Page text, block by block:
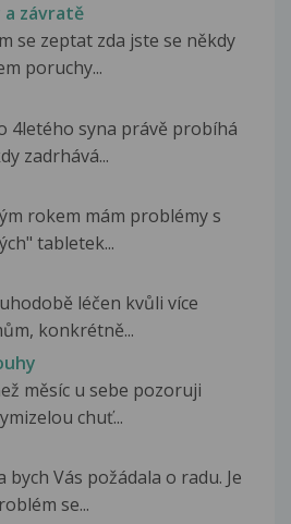
a závratě
se zeptat zda jste se někdy
poruchy...
4letého syna právě probíhá
zadrhává...
rokem mám problémy s
tabletek...
léčen kvůli více
konkrétně...
měsíc u sebe pozoruji
chuť...
Vás požádala o radu. Je
se...